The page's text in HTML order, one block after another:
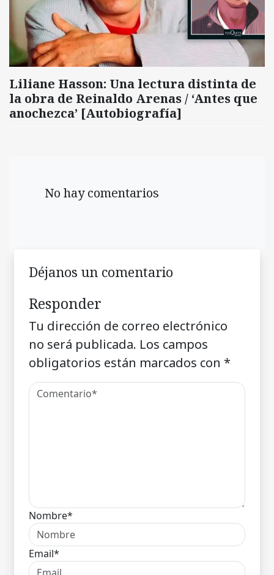
Liliane Hasson: Una lectura distinta de
la obra de Reinaldo Arenas / ‘Antes que
anochezca’ [Autobiografía]
No hay comentarios
Déjanos un comentario
Responder
Tu dirección de correo electrónico
no será publicada. Los campos
obligatorios están marcados con *
Nombre*
Email*